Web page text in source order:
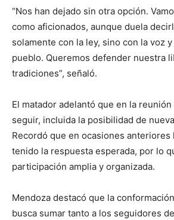
“Nos han dejado sin otra opción.
como aficionados, aunque duela
solamente con la ley, sino con la voz
pueblo. Queremos defender nuestra
tradiciones”, señaló.
El matador adelantó que en la
seguir, incluida la posibilidad de
Recordó que en ocasiones anteriores
tenido la respuesta esperada, por lo
participación amplia y organizada.
Mendoza destacó que la
busca sumar tanto a los seguidores